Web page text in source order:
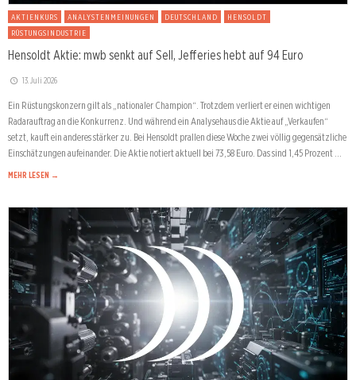
AKTIENKURS ANALYSTENMEINUNGEN DEUTSCHLAND
HENSOLDT
RÜSTUNGSINDUSTRIE
Hensoldt Aktie: mwb senkt auf Sell, Jefferies hebt auf 94 Euro
13. Juli 2026
Ein Rüstungskonzern gilt als „nationaler Champion“. Trotzdem verliert er einen wichtigen
Radarauftrag an die Konkurrenz. Und während ein Analysehaus die Aktie auf „Verkaufen“
setzt, kauft ein anderes stärker zu. Bei Hensoldt prallen diese Woche zwei völlig gegensätzliche
Einschätzungen aufeinander. Die Aktie notiert aktuell bei 73,58 Euro. Das sind 1,45 Prozent …
MEHR LESEN →